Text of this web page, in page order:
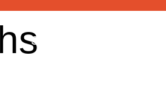
Schnellangebotsanfrage